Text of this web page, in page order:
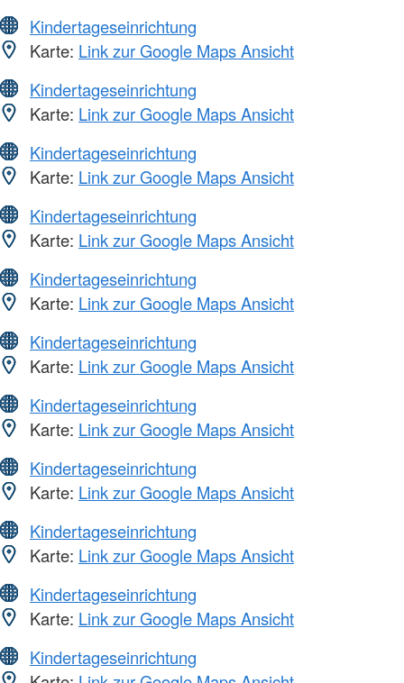
Kindertageseinrichtung
Karte: Link zur Google Maps Ansicht
Kindertageseinrichtung
Karte: Link zur Google Maps Ansicht
Kindertageseinrichtung
Karte: Link zur Google Maps Ansicht
Kindertageseinrichtung
Karte: Link zur Google Maps Ansicht
Kindertageseinrichtung
Karte: Link zur Google Maps Ansicht
Kindertageseinrichtung
Karte: Link zur Google Maps Ansicht
Kindertageseinrichtung
Karte: Link zur Google Maps Ansicht
Kindertageseinrichtung
Karte: Link zur Google Maps Ansicht
Kindertageseinrichtung
Karte: Link zur Google Maps Ansicht
Kindertageseinrichtung
Karte: Link zur Google Maps Ansicht
Kindertageseinrichtung